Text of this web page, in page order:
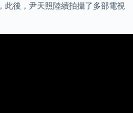
此後，尹天照陸續拍攝了多部電視